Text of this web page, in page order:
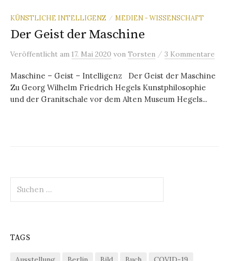
KÜNSTLICHE INTELLIGENZ / MEDIEN - WISSENSCHAFT
Der Geist der Maschine
Veröffentlicht am 17. Mai 2020 von Torsten / 3 Kommentare
Maschine – Geist – Intelligenz Der Geist der Maschine
Zu Georg Wilhelm Friedrich Hegels Kunstphilosophie
und der Granitschale vor dem Alten Museum Hegels...
nach:
TAGS